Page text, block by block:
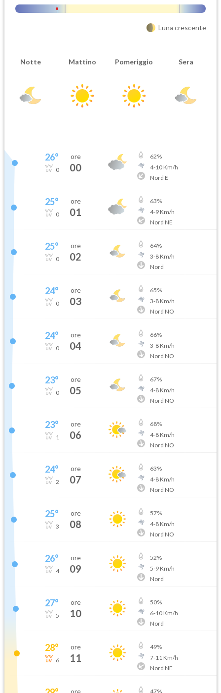
Luna crescente
Notte Mattino Pomeriggio Sera
26°
0
ore
00
62%
4-10Km/h
Nord E
25°
0
ore
01
63%
4-9Km/h
Nord NE
25°
0
ore
02
64%
3-8Km/h
Nord
24°
0
ore
03
65%
3-8Km/h
Nord NO
24°
0
ore
04
66%
3-8Km/h
Nord NO
23°
0
ore
05
67%
4-8Km/h
Nord NO
23°
1
ore
06
68%
4-8Km/h
Nord NO
24°
2
ore
07
63%
4-8Km/h
Nord NO
25°
3
ore
08
57%
4-8Km/h
Nord NO
26°
4
ore
09
52%
5-9Km/h
Nord
27°
5
ore
10
50%
6-10Km/h
Nord
28°
6
ore
11
49%
7-11 Km/h
Nord NE
ore 47%